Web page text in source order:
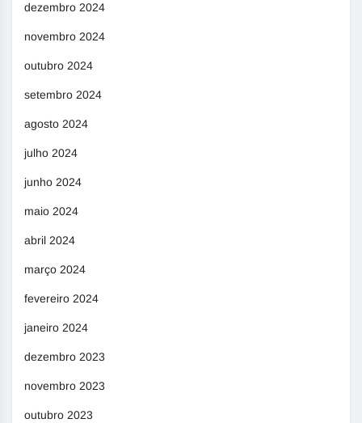
dezembro 2024
novembro 2024
outubro 2024
setembro 2024
agosto 2024
julho 2024
junho 2024
maio 2024
abril 2024
março 2024
fevereiro 2024
janeiro 2024
dezembro 2023
novembro 2023
outubro 2023